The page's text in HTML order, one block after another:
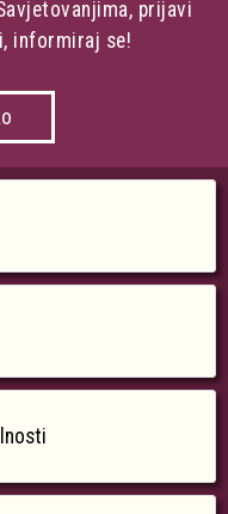
prijavi
informiraj se!